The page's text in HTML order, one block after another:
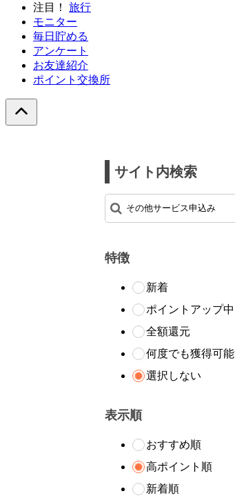
注目！
旅行
モニター
毎日貯める
アンケート
お友達紹介
ポイント交換所
サイト内検索
特徴
新着
ポイントアップ中
全額還元
何度でも獲得可能
選択しない
表示順
おすすめ順
高ポイント順
新着順